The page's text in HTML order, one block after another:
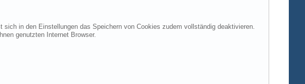
in den Einstellungen das Speichern von Cookies zudem vollständig deaktivieren.
genutzten Internet Browser.